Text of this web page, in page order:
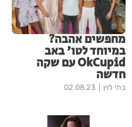
מחפשים אהבה?
במיוחד לטו' באב
OkCupid עם שקה
חדשה
בתי לוין 02.08.23